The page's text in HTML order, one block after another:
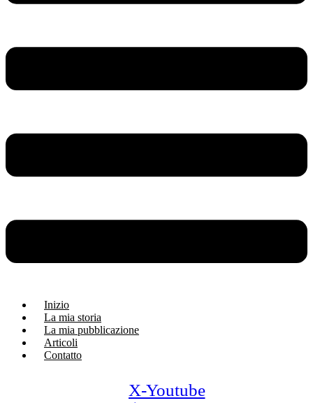
Inizio
La mia storia
La mia pubblicazione
Articoli
Contatto
X-Youtube